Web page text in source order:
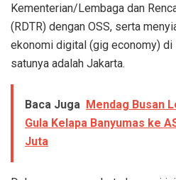
Kementerian/Lembaga dan
(RDTR) dengan OSS, serta
ekonomi digital (gig economy) di
satunya adalah Jakarta.
Baca Juga Mendag Busan
Gula Kelapa Banyumas ke
Juta